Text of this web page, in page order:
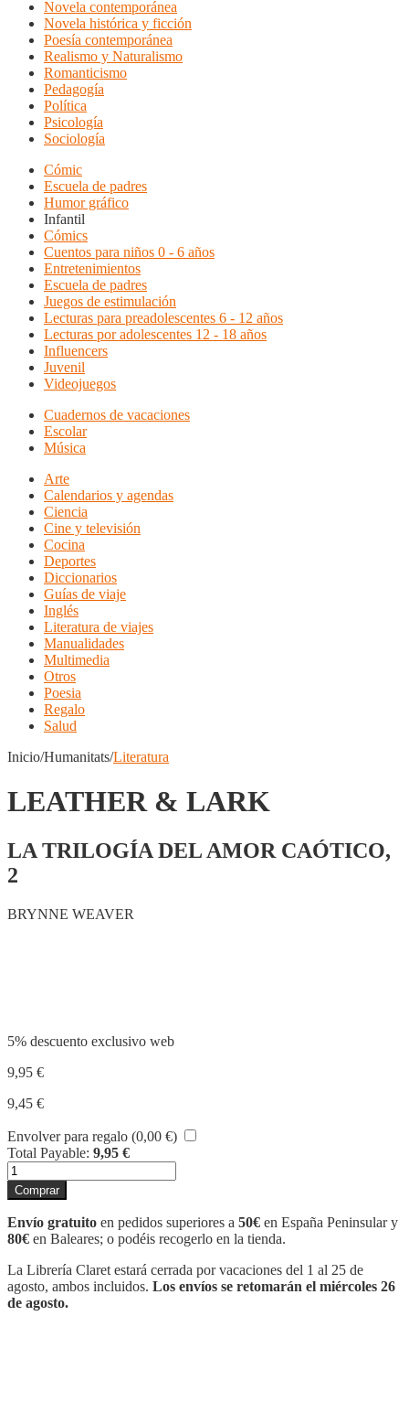
Novela contemporánea
Novela histórica y ficción
Poesía contemporánea
Realismo y Naturalismo
Romanticismo
Pedagogía
Política
Psicología
Sociología
Cómic
Escuela de padres
Humor gráfico
Infantil
Cómics
Cuentos para niños 0 - 6 años
Entretenimientos
Escuela de padres
Juegos de estimulación
Lecturas para preadolescentes 6 - 12 años
Lecturas por adolescentes 12 - 18 años
Influencers
Juvenil
Videojuegos
Cuadernos de vacaciones
Escolar
Música
Arte
Calendarios y agendas
Ciencia
Cine y televisión
Cocina
Deportes
Diccionarios
Guías de viaje
Inglés
Literatura de viajes
Manualidades
Multimedia
Otros
Poesia
Regalo
Salud
Inicio/Humanitats/Literatura
LEATHER & LARK
LA TRILOGÍA DEL AMOR CAÓTICO,
2
BRYNNE WEAVER
5% descuento exclusivo web
9,95 €
9,45 €
Envolver para regalo (0,00 €)
Total Payable: 9,95 €
LEATHER
&
LARK
cantidad
Comprar
Envío gratuito en pedidos superiores a 50€ en España Peninsular y
80€ en Baleares; o podéis recogerlo en la tienda.
La Librería Claret estará cerrada por vacaciones del 1 al 25 de
agosto, ambos incluidos. Los envíos se retomarán el miércoles 26
de agosto.